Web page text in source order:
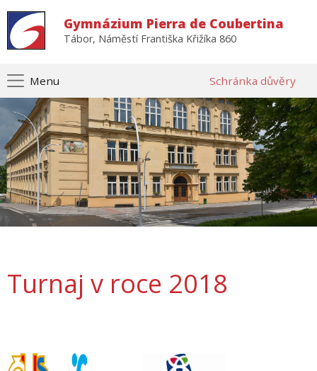
Gymnázium Pierra de Coubertina
Tábor, Náměstí Františka Křižíka 860
Menu Schránka důvěry
Turnaj v roce 2018